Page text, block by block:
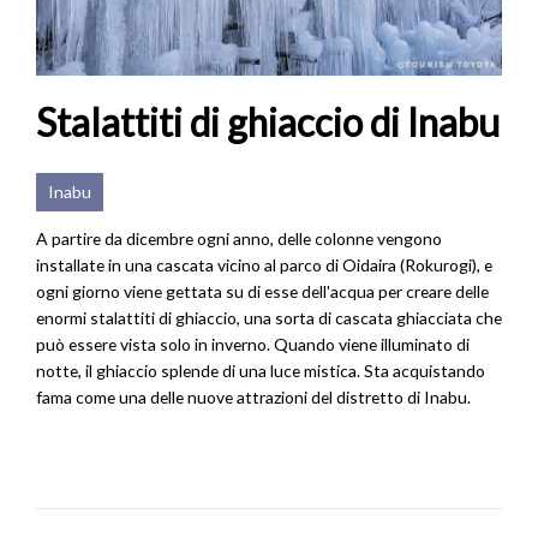
Stalattiti di ghiaccio di Inabu
Inabu
A partire da dicembre ogni anno, delle colonne vengono
installate in una cascata vicino al parco di Oidaira (Rokurogi), e
ogni giorno viene gettata su di esse dell'acqua per creare delle
enormi stalattiti di ghiaccio, una sorta di cascata ghiacciata che
può essere vista solo in inverno. Quando viene illuminato di
notte, il ghiaccio splende di una luce mistica. Sta acquistando
fama come una delle nuove attrazioni del distretto di Inabu.